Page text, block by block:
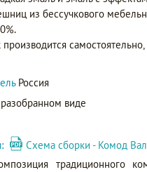
из бессучкового
производится
Россия
виде
Схема сборки - Комод
традиционного